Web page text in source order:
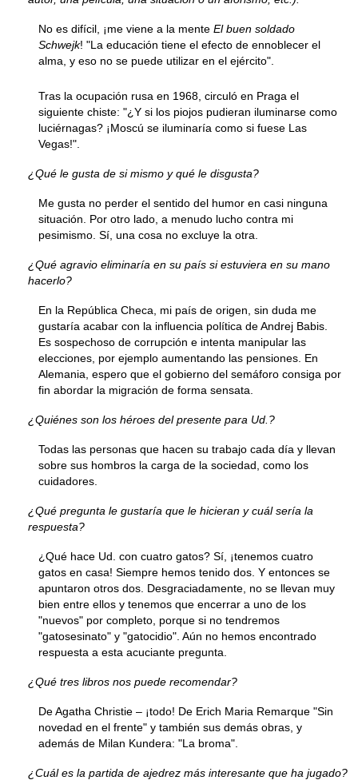
No es difícil, ¡me viene a la mente El buen soldado
Schwejk! "La educación tiene el efecto de ennoblecer el
alma, y eso no se puede utilizar en el ejército".
Tras la ocupación rusa en 1968, circuló en Praga el
siguiente chiste: "¿Y si los piojos pudieran iluminarse como
luciérnagas? ¡Moscú se iluminaría como si fuese Las
Vegas!".
¿Qué le gusta de si mismo y qué le disgusta?
Me gusta no perder el sentido del humor en casi ninguna
situación. Por otro lado, a menudo lucho contra mi
pesimismo. Sí, una cosa no excluye la otra.
¿Qué agravio eliminaría en su país si estuviera en su mano
hacerlo?
En la República Checa, mi país de origen, sin duda me
gustaría acabar con la influencia política de Andrej Babis.
Es sospechoso de corrupción e intenta manipular las
elecciones, por ejemplo aumentando las pensiones. En
Alemania, espero que el gobierno del semáforo consiga por
fin abordar la migración de forma sensata.
¿Quiénes son los héroes del presente para Ud.?
Todas las personas que hacen su trabajo cada día y llevan
sobre sus hombros la carga de la sociedad, como los
cuidadores.
¿Qué pregunta le gustaría que le hicieran y cuál sería la
respuesta?
¿Qué hace Ud. con cuatro gatos? Sí, ¡tenemos cuatro
gatos en casa! Siempre hemos tenido dos. Y entonces se
apuntaron otros dos. Desgraciadamente, no se llevan muy
bien entre ellos y tenemos que encerrar a uno de los
"nuevos" por completo, porque si no tendremos
"gatosesinato" y "gatocidio". Aún no hemos encontrado
respuesta a esta acuciante pregunta.
¿Qué tres libros nos puede recomendar?
De Agatha Christie – ¡todo! De Erich Maria Remarque "Sin
novedad en el frente" y también sus demás obras, y
además de Milan Kundera: "La broma".
¿Cuál es la partida de ajedrez más interesante que ha jugado?